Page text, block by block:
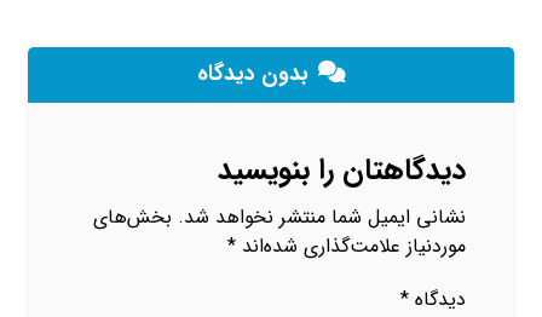
بدون دیدگاه
دیدگاهتان را بنویسید
نشانی ایمیل شما منتشر نخواهد شد. بخش‌های
موردنیاز علامت‌گذاری شده‌اند*
دیدگاه*